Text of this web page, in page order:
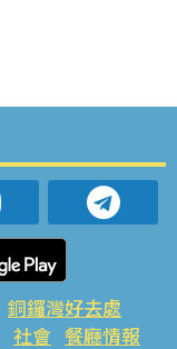
銅鑼灣好去處
社會 餐廳情報